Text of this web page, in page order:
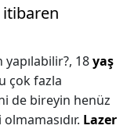
itibaren
18yaş
çok fazla
de bireyin henüz
Lazer